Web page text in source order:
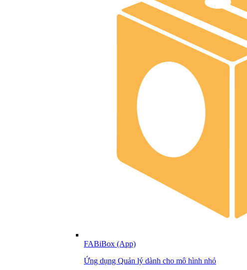
FABiBox (App)
Ứng dụng Quản lý dành cho mô hình nhỏ